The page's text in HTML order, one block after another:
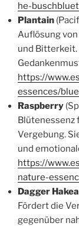
he-
Plantain
Auflösung
und
https://
essences/
Raspberry
Blütenessenz
Vergebung.
und
https://
nature-
Dagger Hakea
Fördert die
gegenüber